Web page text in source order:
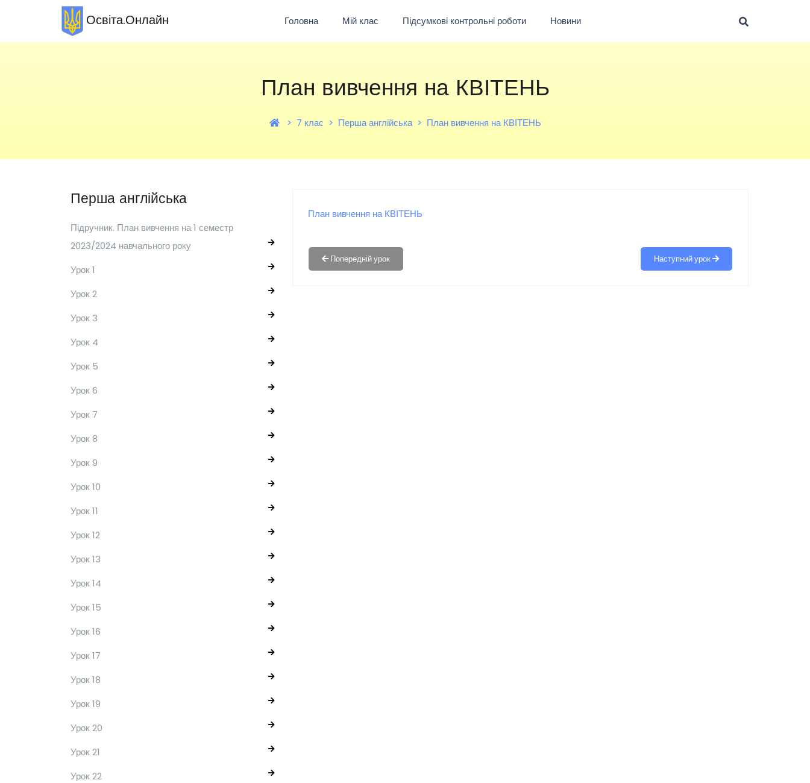
Освіта.Онлайн Головна Мій клас Підсумкові контрольні роботи Новини
План вивчення на КВІТЕНЬ
7 клас Перша англійська План вивчення на КВІТЕНЬ
Перша англійська
Підручник. План вивчення на 1 семестр
2023/2024 навчального року
Урок 1
Урок 2
Урок 3
Урок 4
Урок 5
Урок 6
Урок 7
Урок 8
Урок 9
Урок 10
Урок 11
Урок 12
Урок 13
Урок 14
Урок 15
Урок 16
Урок 17
Урок 18
Урок 19
Урок 20
Урок 21
Урок 22
План вивчення на КВІТЕНЬ
Наступний урок